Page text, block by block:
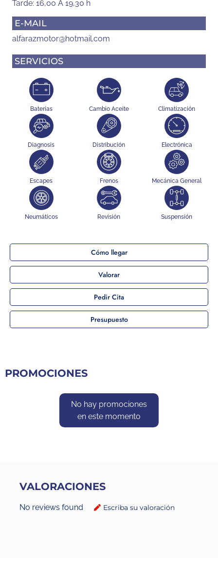
Tarde: 16,00 A 19,30 h
E-MAIL
alfarazmotor@hotmail.com
SERVICIOS
Baterías Cambio Aceite Climatización
Diagnosis Distribución Electrónica
Escapes Frenos Mecánica General
Neumáticos Revisión Suspensión
Cómo llegar
Valorar
Pedir Cita
Presupuesto
PROMOCIONES
No hay promociones
en este momento
VALORACIONES
No reviews found Escriba su valoración